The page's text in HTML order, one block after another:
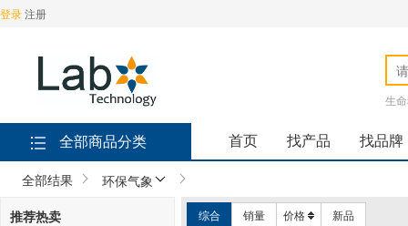
登录注册
生
全部商品分类 首页 找产品 找品牌
全部结果
环保气象
推荐热卖
综合 销量 价格 新品